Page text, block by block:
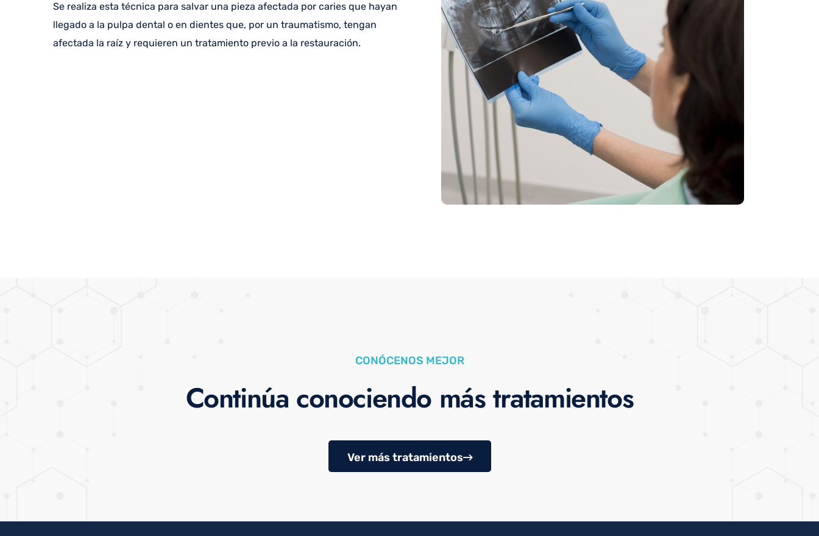
Se realiza esta técnica para salvar una pieza afectada por caries que hayan
llegado a la pulpa dental o en dientes que, por un traumatismo, tengan
afectada la raíz y requieren un tratamiento previo a la restauración.
CONÓCENOS MEJOR
Continúa conociendo más tratamientos
Ver más tratamientos